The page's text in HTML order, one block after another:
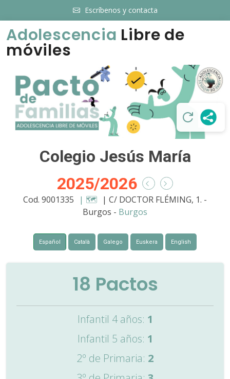
Escríbenos y contacta
Adolescencia Libre de
móviles
Colegio Jesús María
2025/2026
Cod. 9001335 | 🗺️ | C/ DOCTOR FLÉMING, 1. -
Burgos - Burgos
Español Català Galego Euskera English
18 Pactos
Infantil 4 años: 1
Infantil 5 años: 1
2º de Primaria: 2